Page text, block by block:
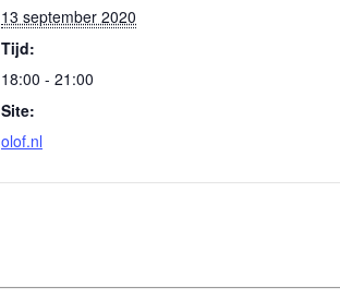
13 september 2020
Tijd:
18:00 - 21:00
Site:
olof.nl